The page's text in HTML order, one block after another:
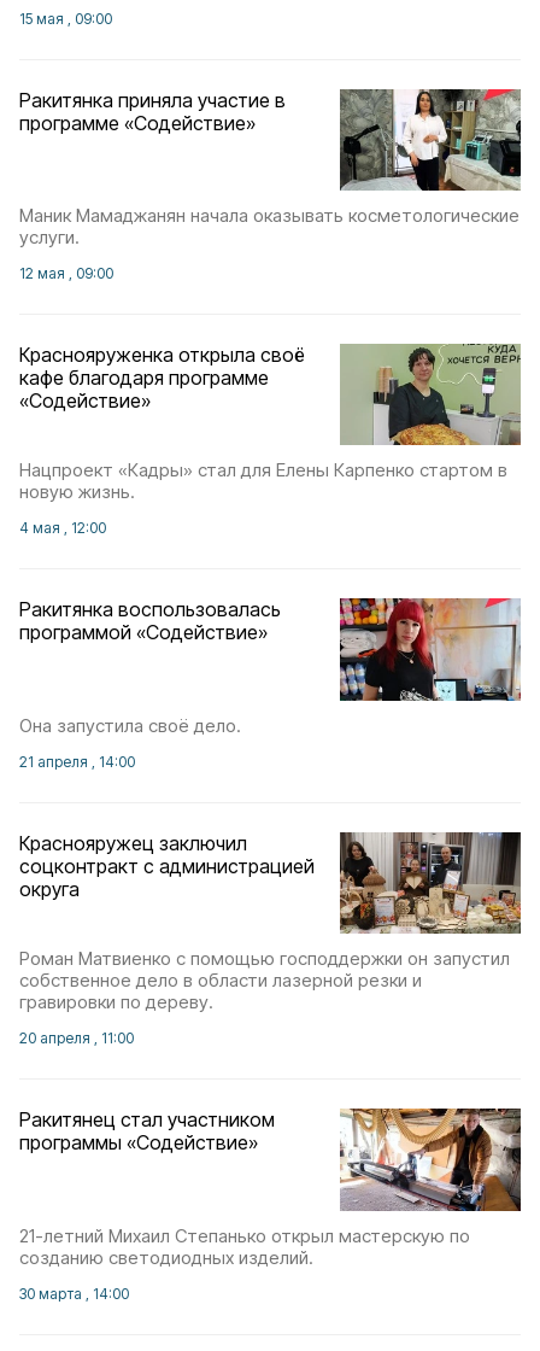
15 мая , 09:00
Ракитянка приняла участие в
программе «Содействие»
Маник Мамаджанян начала оказывать косметологические
услуги.
12 мая , 09:00
Краснояруженка открыла своё
кафе благодаря программе
«Содействие»
Нацпроект «Кадры» стал для Елены Карпенко стартом в
новую жизнь.
4 мая , 12:00
Ракитянка воспользовалась
программой «Содействие»
Она запустила своё дело.
21 апреля , 14:00
Краснояружец заключил
соцконтракт с администрацией
округа
Роман Матвиенко с помощью господдержки он запустил
собственное дело в области лазерной резки и
гравировки по дереву.
20 апреля , 11:00
Ракитянец стал участником
программы «Содействие»
21-летний Михаил Степанько открыл мастерскую по
созданию светодиодных изделий.
30 марта , 14:00